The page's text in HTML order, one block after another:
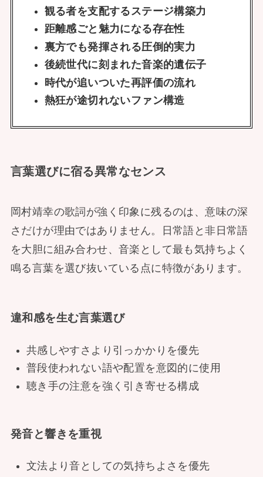
観る者を支配するステージ構築力
距離感ごと魅力になる存在性
裏方でも発揮される圧倒的実力
後続世代に刻まれた音楽的遺伝子
時代が追いついた再評価の流れ
熱狂が途切れないファン構造
言葉選びに宿る異常なセンス
岡村靖幸の歌詞が強く印象に残るのは、意味の深
さだけが理由ではありません。日常語と非日常語
を大胆に組み合わせ、音楽として最も気持ちよく
鳴る言葉を選び抜いている点に特徴があります。
違和感を生む言葉選び
共感しやすさより引っかかりを優先
普段使われない語や配置を意図的に使用
聴き手の注意を強く引き寄せる構成
発音と響きを重視
文法より音としての気持ちよさを優先